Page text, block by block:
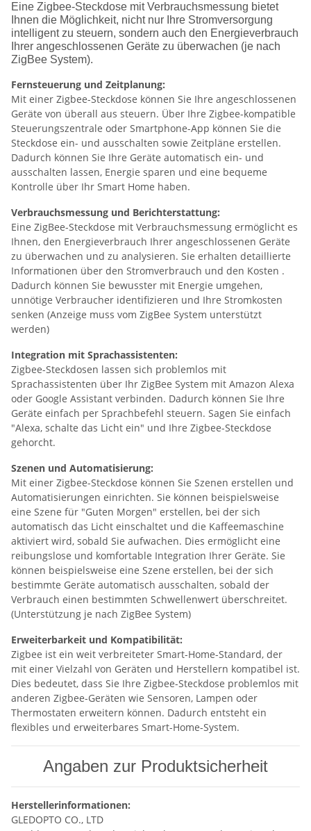
Eine Zigbee-Steckdose mit Verbrauchsmessung bietet
Ihnen die Möglichkeit, nicht nur Ihre Stromversorgung
intelligent zu steuern, sondern auch den Energieverbrauch
Ihrer angeschlossenen Geräte zu überwachen (je nach
ZigBee System).
Fernsteuerung und Zeitplanung:
Mit einer Zigbee-Steckdose können Sie Ihre angeschlossenen
Geräte von überall aus steuern. Über Ihre Zigbee-kompatible
Steuerungszentrale oder Smartphone-App können Sie die
Steckdose ein- und ausschalten sowie Zeitpläne erstellen.
Dadurch können Sie Ihre Geräte automatisch ein- und
ausschalten lassen, Energie sparen und eine bequeme
Kontrolle über Ihr Smart Home haben.
Verbrauchsmessung und Berichterstattung:
Eine ZigBee-Steckdose mit Verbrauchsmessung ermöglicht es
Ihnen, den Energieverbrauch Ihrer angeschlossenen Geräte
zu überwachen und zu analysieren. Sie erhalten detaillierte
Informationen über den Stromverbrauch und den Kosten .
Dadurch können Sie bewusster mit Energie umgehen,
unnötige Verbraucher identifizieren und Ihre Stromkosten
senken (Anzeige muss vom ZigBee System unterstützt
werden)
Integration mit Sprachassistenten:
Zigbee-Steckdosen lassen sich problemlos mit
Sprachassistenten über Ihr ZigBee System mit Amazon Alexa
oder Google Assistant verbinden. Dadurch können Sie Ihre
Geräte einfach per Sprachbefehl steuern. Sagen Sie einfach
"Alexa, schalte das Licht ein" und Ihre Zigbee-Steckdose
gehorcht.
Szenen und Automatisierung:
Mit einer Zigbee-Steckdose können Sie Szenen erstellen und
Automatisierungen einrichten. Sie können beispielsweise
eine Szene für "Guten Morgen" erstellen, bei der sich
automatisch das Licht einschaltet und die Kaffeemaschine
aktiviert wird, sobald Sie aufwachen. Dies ermöglicht eine
reibungslose und komfortable Integration Ihrer Geräte. Sie
können beispielsweise eine Szene erstellen, bei der sich
bestimmte Geräte automatisch ausschalten, sobald der
Verbrauch einen bestimmten Schwellenwert überschreitet.
(Unterstützung je nach ZigBee System)
Erweiterbarkeit und Kompatibilität:
Zigbee ist ein weit verbreiteter Smart-Home-Standard, der
mit einer Vielzahl von Geräten und Herstellern kompatibel ist.
Dies bedeutet, dass Sie Ihre Zigbee-Steckdose problemlos mit
anderen Zigbee-Geräten wie Sensoren, Lampen oder
Thermostaten erweitern können. Dadurch entsteht ein
flexibles und erweiterbares Smart-Home-System.
Angaben zur Produktsicherheit
Herstellerinformationen:
GLEDOPTO CO., LTD